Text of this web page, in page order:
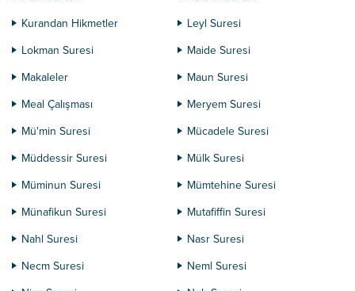
Kurandan Hikmetler
Leyl Suresi
Lokman Suresi
Maide Suresi
Makaleler
Maun Suresi
Meal Çalışması
Meryem Suresi
Mü'min Suresi
Mücadele Suresi
Müddessir Suresi
Mülk Suresi
Müminun Suresi
Mümtehine Suresi
Münafikun Suresi
Mutafiffin Suresi
Nahl Suresi
Nasr Suresi
Necm Suresi
Neml Suresi